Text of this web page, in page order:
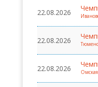
22.08.2026
22.08.2026
22.08.2026